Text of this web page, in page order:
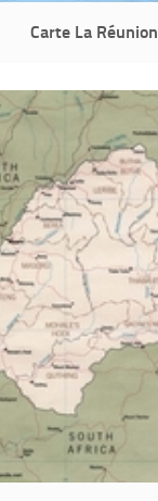
Carte La Réunion